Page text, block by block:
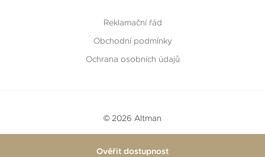
Ověřit dostupnost
Reklamační řád
Obchodní podmínky
Ochrana osobních údajů
© 2026 Altman